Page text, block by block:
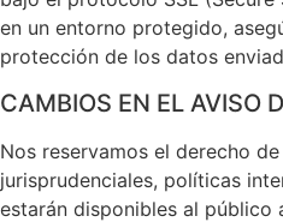
en un entorno protegido,
protección de los datos
CAMBIOS EN EL AVISO
Nos reservamos el derecho
jurisprudenciales, políticas
estarán disponibles al público